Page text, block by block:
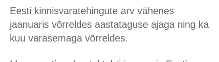
Eesti kinnisvaratehingute arv vähenes
jaanuaris võrreldes aastataguse ajaga ning ka
kuu varasemaga võrreldes.